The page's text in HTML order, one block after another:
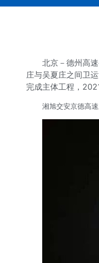
北京－德州高
庄与吴夏庄之间卫
完成主体工程，
湘旭交安京德高